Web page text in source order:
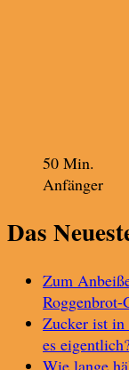
50 Min.
Anfänger
Das
Zum
Roggenbrot-
Zucker ist
es
Wie lange